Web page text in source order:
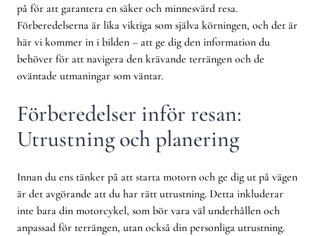
på för att garantera en säker och minnesvärd resa.
Förberedelserna är lika viktiga som själva körningen, och det är
här vi kommer in i bilden – att ge dig den information du
behöver för att navigera den krävande terrängen och de
oväntade utmaningar som väntar.
Förberedelser inför resan:
Utrustning och planering
Innan du ens tänker på att starta motorn och ge dig ut på vägen
är det avgörande att du har rätt utrustning. Detta inkluderar
inte bara din motorcykel, som bör vara väl underhållen och
anpassad för terrängen, utan också din personliga utrustning.